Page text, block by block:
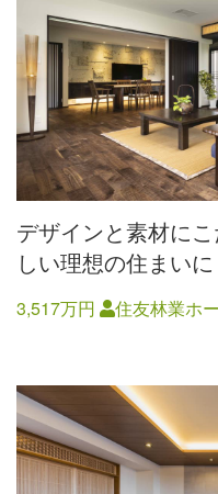
デザインと素材に
しい理想の住まいに
3,517万円 住友林業ホ